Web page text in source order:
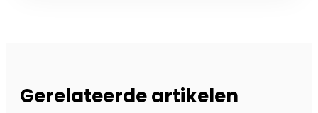
Gerelateerde artikelen